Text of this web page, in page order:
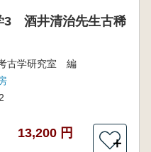
3 酒井清治先生古稀
古学研究室 編
13,200 円
＋